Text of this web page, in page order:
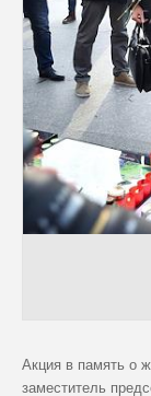
Акция в память о
заместитель